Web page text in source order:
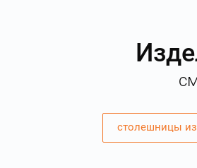
столешницы из